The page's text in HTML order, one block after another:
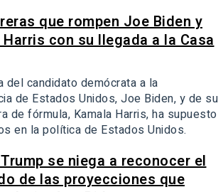
que rompen Joe Biden y
Harris con su llegada a la Casa
del candidato demócrata a la
de Estados Unidos, Joe Biden, y de su
de fórmula, Kamala Harris, ha supuesto
en la política de Estados Unidos.
se niega a reconocer el
de las proyecciones que